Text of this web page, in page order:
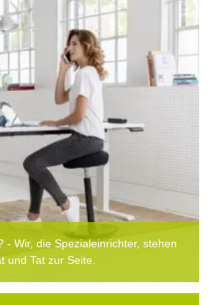
- Wir, die Spezialeinrichter, stehen
und Tat zur Seite.